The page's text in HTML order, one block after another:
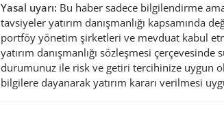
Yasal uyarı: Bu haber sadece bilgilendirme
tavsiyeler yatırım danışmanlığı kapsamında
portföy yönetim şirketleri ve mevduat kabul
yatırım danışmanlığı sözleşmesi
durumunuz ile risk ve getiri tercihinize uygun
bilgilere dayanarak yatırım kararı verilmesi